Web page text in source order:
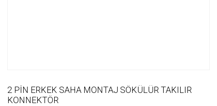
2 PİN ERKEK SAHA MONTAJ SÖKÜLÜR TAKILIR
KONNEKTÖR